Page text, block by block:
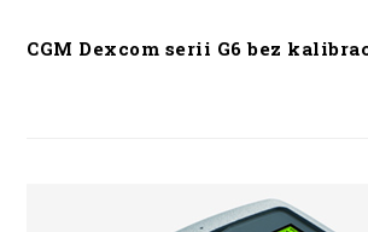
CGM Dexcom serii G6 bez